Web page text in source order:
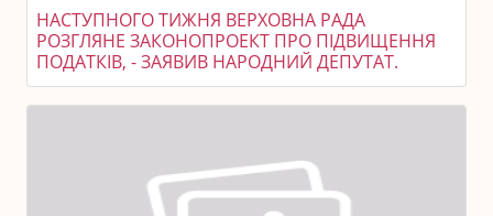
НАСТУПНОГО ТИЖНЯ ВЕРХОВНА РАДА
РОЗГЛЯНЕ ЗАКОНОПРОЕКТ ПРО ПІДВИЩЕННЯ
ПОДАТКІВ, - ЗАЯВИВ НАРОДНИЙ ДЕПУТАТ.